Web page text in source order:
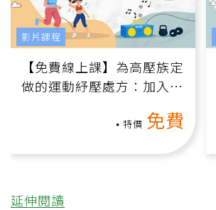
【免費線上課】為高壓族定
做的運動紓壓處方：加入行
特價 免費
影片課程
延伸閱讀